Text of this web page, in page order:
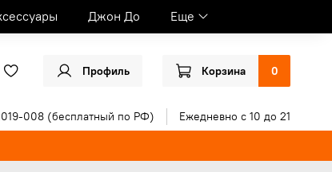
Джон До Еще
Профиль Корзина 0
008 (бесплатный по РФ) Ежедневно с 10 до 21